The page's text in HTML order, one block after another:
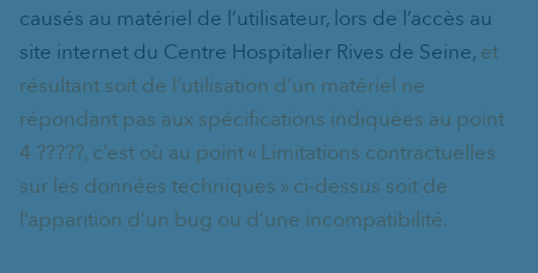
causés au matériel de l’utilisateur, lors de l’accès au
site internet du Centre Hospitalier Rives de Seine, et
résultant soit de l’utilisation d’un matériel ne
répondant pas aux spécifications indiquées au point
4 ?????, c’est où au point « Limitations contractuelles
sur les données techniques » ci-dessus soit de
l’apparition d’un bug ou d’une incompatibilité.